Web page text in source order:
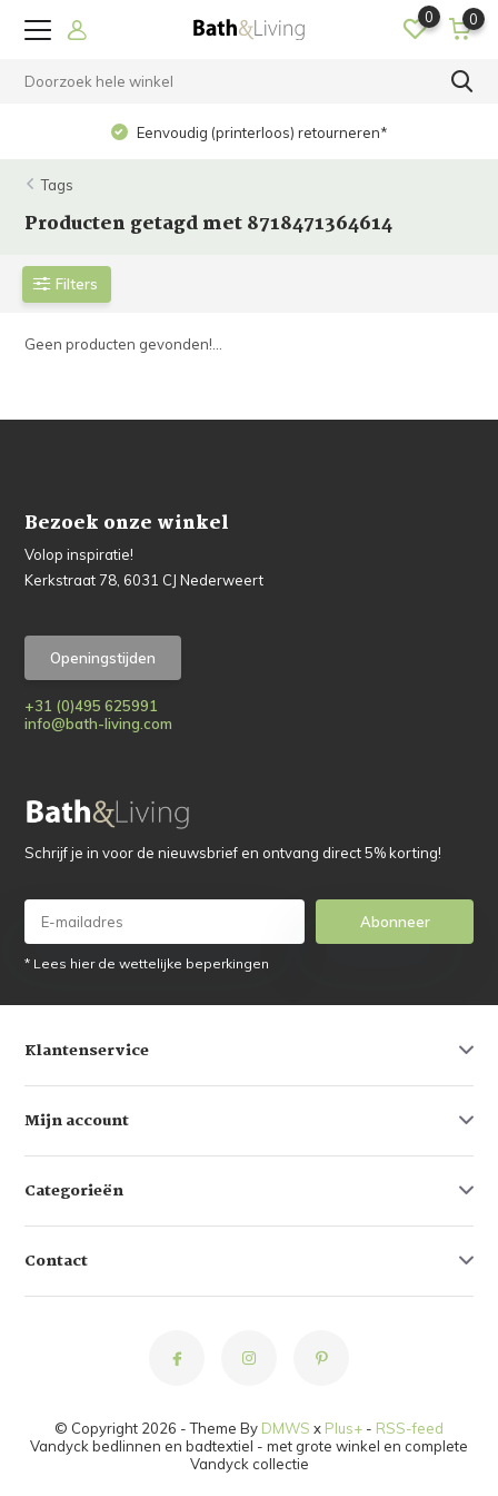
0 0
Eenvoudig (printerloos) retourneren*
Tags
Producten getagd met 8718471364614
Filters
Geen producten gevonden!...
Bezoek onze winkel
Volop inspiratie!
Kerkstraat 78, 6031 CJ Nederweert
Openingstijden
+31 (0)495 625991
info@bath-living.com
Schrijf je in voor de nieuwsbrief en ontvang direct 5% korting!
Abonneer
* Lees hier de wettelijke beperkingen
Klantenservice
Mijn account
Categorieën
Contact
© Copyright 2026 - Theme By DMWS x Plus+ - RSS-feed
Vandyck bedlinnen en badtextiel - met grote winkel en complete
Vandyck collectie